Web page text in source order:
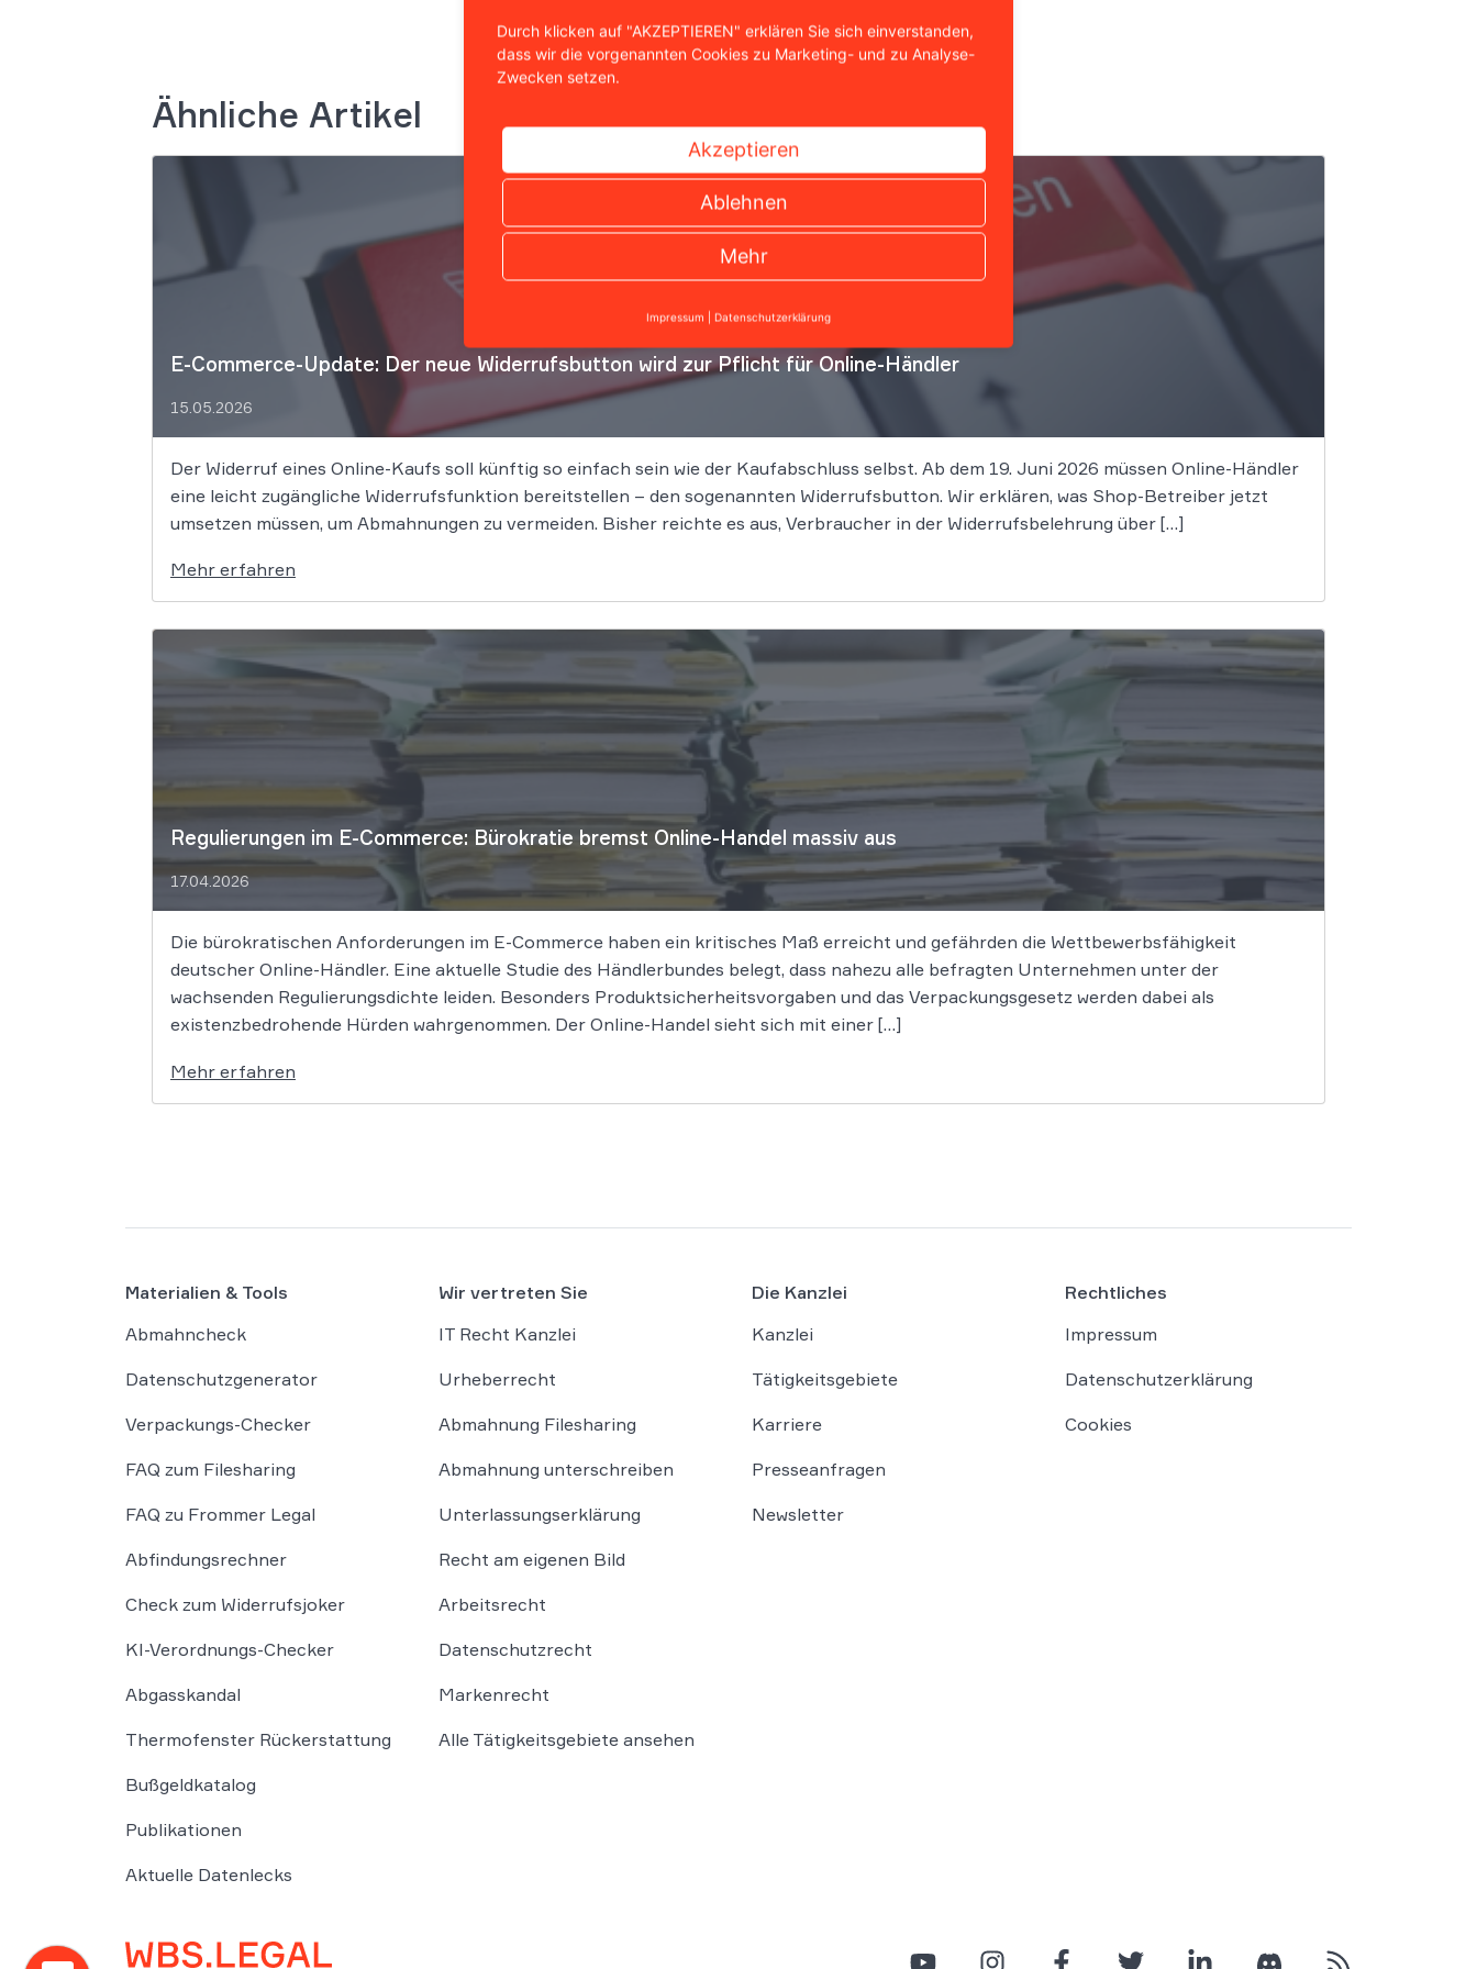
Ähnliche Artikel
E-Commerce-Update: Der neue Widerrufsbutton wird zur Pflicht für Online-Händler
15.05.2026
Der Widerruf eines Online-Kaufs soll künftig so einfach sein wie der Kaufabschluss selbst. Ab dem 19. Juni 2026 müssen Online-Händler
eine leicht zugängliche Widerrufsfunktion bereitstellen – den sogenannten Widerrufsbutton. Wir erklären, was Shop-Betreiber jetzt
umsetzen müssen, um Abmahnungen zu vermeiden. Bisher reichte es aus, Verbraucher in der Widerrufsbelehrung über […]
Mehr erfahren
Regulierungen im E-Commerce: Bürokratie bremst Online-Handel massiv aus
17.04.2026
Die bürokratischen Anforderungen im E-Commerce haben ein kritisches Maß erreicht und gefährden die Wettbewerbsfähigkeit
deutscher Online-Händler. Eine aktuelle Studie des Händlerbundes belegt, dass nahezu alle befragten Unternehmen unter der
wachsenden Regulierungsdichte leiden. Besonders Produktsicherheitsvorgaben und das Verpackungsgesetz werden dabei als
existenzbedrohende Hürden wahrgenommen. Der Online-Handel sieht sich mit einer […]
Mehr erfahren
Materialien & Tools
Abmahncheck
Datenschutzgenerator
Verpackungs-Checker
FAQ zum Filesharing
FAQ zu Frommer Legal
Abfindungsrechner
Check zum Widerrufsjoker
KI-Verordnungs-Checker
Abgasskandal
Thermofenster Rückerstattung
Bußgeldkatalog
Publikationen
Aktuelle Datenlecks
Wir vertreten Sie
IT Recht Kanzlei
Urheberrecht
Abmahnung Filesharing
Abmahnung unterschreiben
Unterlassungserklärung
Recht am eigenen Bild
Arbeitsrecht
Datenschutzrecht
Markenrecht
Alle Tätigkeitsgebiete ansehen
Die Kanzlei
Kanzlei
Tätigkeitsgebiete
Karriere
Presseanfragen
Newsletter
Rechtliches
Impressum
Datenschutzerklärung
Cookies
Durch klicken auf "AKZEPTIEREN" erklären Sie sich einverstanden,
dass wir die vorgenannten Cookies zu Marketing- und zu Analyse-
Zwecken setzen.
Akzeptieren
Ablehnen
Mehr
Impressum | Datenschutzerklärung